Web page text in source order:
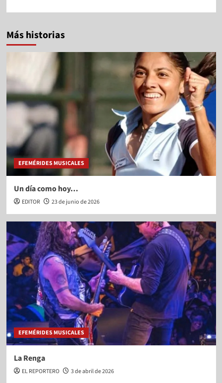
Más historias
EFEMÉRIDES MUSICALES
Un día como hoy…
EDITOR 23 de junio de 2026
EFEMÉRIDES MUSICALES
La Renga
EL REPORTERO 3 de abril de 2026